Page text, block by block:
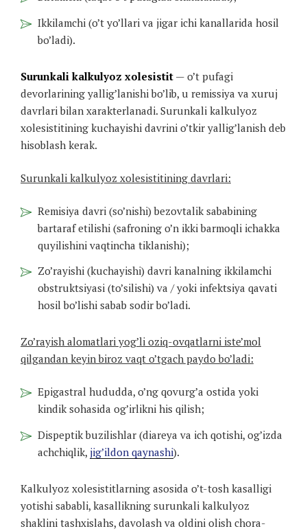
Ikkilamchi (o’t yo’llari va jigar ichi kanallarida hosil
bo’ladi).
Surunkali kalkulyoz xolesistit — o’t pufagi
devorlarining yallig’lanishi bo’lib, u remissiya va xuruj
davrlari bilan xarakterlanadi. Surunkali kalkulyoz
xolesistitining kuchayishi davrini o’tkir yallig’lanish deb
hisoblash kerak.
Surunkali kalkulyoz xolesistitining davrlari:
Remisiya davri (so’nishi) bezovtalik sababining
bartaraf etilishi (safroning o’n ikki barmoqli ichakka
quyilishini vaqtincha tiklanishi);
Zo’rayishi (kuchayishi) davri kanalning ikkilamchi
obstruktsiyasi (to’silishi) va / yoki infektsiya qavati
hosil bo’lishi sabab sodir bo’ladi.
Zo’rayish alomatlari yog’li oziq-ovqatlarni iste’mol
qilgandan keyin biroz vaqt o’tgach paydo bo’ladi:
Epigastral hududda, o’ng qovurg’a ostida yoki
kindik sohasida og’irlikni his qilish;
Dispeptik buzilishlar (diareya va ich qotishi, og’izda
achchiqlik, jig’ildon qaynashi).
Kalkulyoz xolesistitlarning asosida o’t-tosh kasalligi
yotishi sababli, kasallikning surunkali kalkulyoz
shaklini tashxislahs, davolash va oldini olish chora-